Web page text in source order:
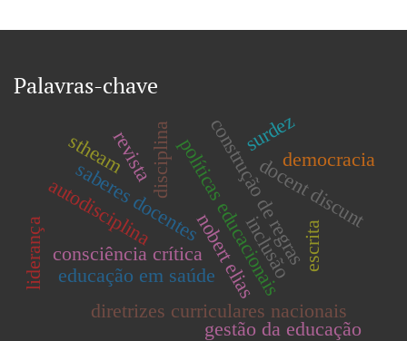
Palavras-chave
nobert elias
consciência crítica
saberes docentes
diretrizes curriculares nacionais
políticas educacionais
disciplina construção de regras
autodisciplina
revista docent discunt
liderança
gestão da educação
democracia
escrita
educação em saúde inclusão
surdez
stheam